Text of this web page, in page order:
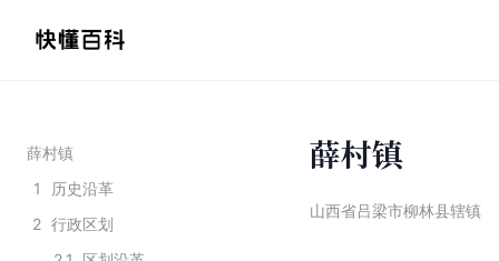
薛村镇
1
历史沿革
2 行政区划
薛村镇
山西省吕梁市柳林县辖镇